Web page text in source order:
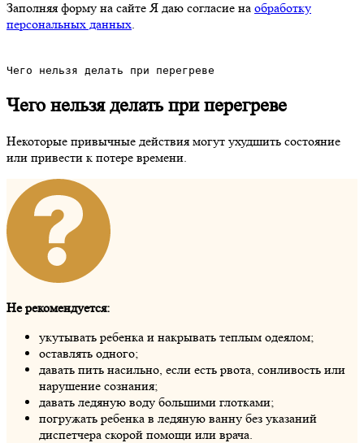
Заполняя форму на сайте Я даю согласие на обработку
персональных данных.
Чего нельзя делать при перегреве
Чего нельзя делать при перегреве
Некоторые привычные действия могут ухудшить состояние
или привести к потере времени.
Не рекомендуется:
укутывать ребенка и накрывать теплым одеялом;
оставлять одного;
давать пить насильно, если есть рвота, сонливость или
нарушение сознания;
давать ледяную воду большими глотками;
погружать ребенка в ледяную ванну без указаний
диспетчера скорой помощи или врача.